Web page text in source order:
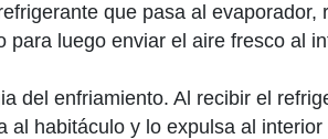
que pasa al
para luego enviar el aire fresco al
del enfriamiento. Al recibir el
al habitáculo y lo expulsa al